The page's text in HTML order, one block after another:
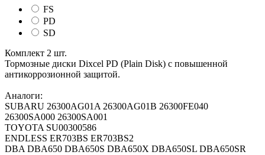
FS
PD
SD
Комплект 2 шт.
Тормозные диски Dixcel PD (Plain Disk) с повышенной
антикоррозионной защитой.
Аналоги:
SUBARU 26300AG01A 26300AG01B 26300FE040
26300SA000 26300SA001
TOYOTA SU00300586
ENDLESS ER703BS ER703BS2
DBA DBA650 DBA650S DBA650X DBA650SL DBA650SR